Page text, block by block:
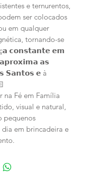
e ternurentos,
ser colocados
em qualquer
tornando-se
𝗰𝗼𝗻𝘀𝘁𝗮𝗻𝘁𝗲 𝗲𝗺
𝗮𝘀
𝗦𝗮𝗻𝘁𝗼𝘀 𝗲 à
na Fé em Família
visual e natural,
pequenos
em brincadeira e